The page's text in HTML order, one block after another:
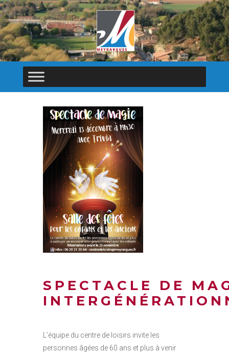
SPECTACLE DE
L’équipe du centre de loisirs invite les
personnes âgées de 60 ans et plus à venir